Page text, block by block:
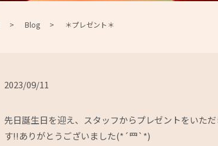
Blog ＊プレゼント＊
2023/09/11
先日誕生日を迎え、スタッフからプレゼントをいた
す!!ありがとうございました(*´罒`*)